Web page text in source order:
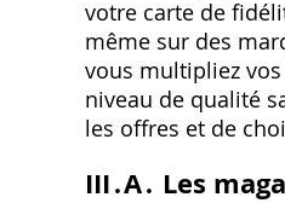
votre carte de
même sur des
vous multipliez
niveau de qualité
les offres et de
III․A․ Les